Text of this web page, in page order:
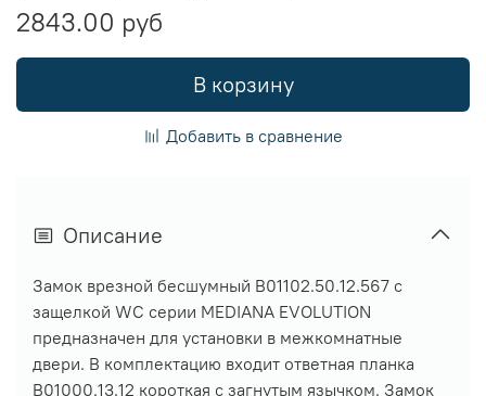
2843.00 руб
В корзину
Добавить в сравнение
Описание
Замок врезной бесшумный B01102.50.12.567 с
защелкой WC серии MEDIANA EVOLUTION
предназначен для установки в межкомнатные
двери. В комплектацию входит ответная планка
B01000.13.12 короткая с загнутым язычком. Замок